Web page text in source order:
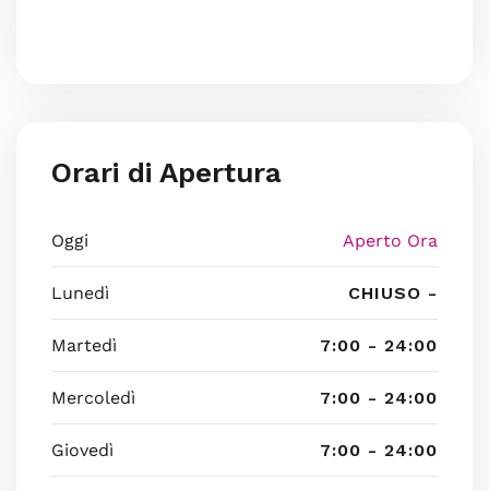
Orari di Apertura
Oggi Aperto Ora
Lunedì CHIUSO -
Martedì 7:00 - 24:00
Mercoledì 7:00 - 24:00
Giovedì 7:00 - 24:00